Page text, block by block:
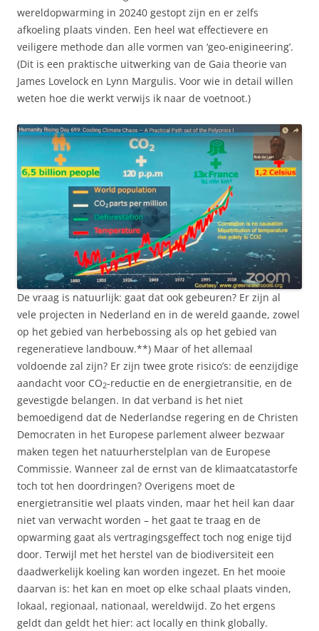
wereldopwarming in 20240 gestopt zijn en er zelfs
afkoeling plaats vinden. Een heel wat effectievere en
veiligere methode dan alle vormen van ‘geo-enigineering’.
(Dit is een praktische uitwerking van de Gaia theorie van
James Lovelock en Lynn Margulis. Voor wie in detail willen
weten hoe die werkt verwijs ik naar de voetnoot.)
De vraag is natuurlijk: gaat dat ook gebeuren? Er zijn al
vele projecten in Nederland en in de wereld gaande, zowel
op het gebied van herbebossing als op het gebied van
regeneratieve landbouw.**) Maar of het allemaal
voldoende zal zijn? Er zijn twee grote risico’s: de eenzijdige
aandacht voor CO2-reductie en de energietransitie, en de
gevestigde belangen. In dat verband is het niet
bemoedigend dat de Nederlandse regering en de Christen
Democraten in het Europese parlement alweer bezwaar
maken tegen het natuurherstelplan van de Europese
Commissie. Wanneer zal de ernst van de klimaatcatastorfe
toch tot hen doordringen? Overigens moet de
energietransitie wel plaats vinden, maar het heil kan daar
niet van verwacht worden – het gaat te traag en de
opwarming gaat als vertragingsgeffect toch nog enige tijd
door. Terwijl met het herstel van de biodiversiteit een
daadwerkelijk koeling kan worden ingezet. En het mooie
daarvan is: het kan en moet op elke schaal plaats vinden,
lokaal, regionaal, nationaal, wereldwijd. Zo het ergens
geldt dan geldt het hier: act locally en think globally.